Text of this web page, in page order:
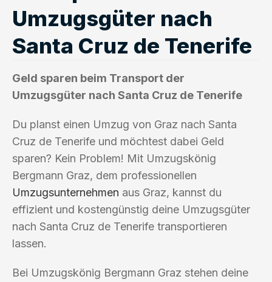
Umzugsgüter nach
Santa Cruz de Tenerife
Geld sparen beim Transport der
Umzugsgüter nach Santa Cruz de Tenerife
Du planst einen Umzug von Graz nach Santa
Cruz de Tenerife und möchtest dabei Geld
sparen? Kein Problem! Mit Umzugskönig
Bergmann Graz, dem professionellen
Umzugsunternehmen aus Graz, kannst du
effizient und kostengünstig deine Umzugsgüter
nach Santa Cruz de Tenerife transportieren
lassen.
Bei Umzugskönig Bergmann Graz stehen deine